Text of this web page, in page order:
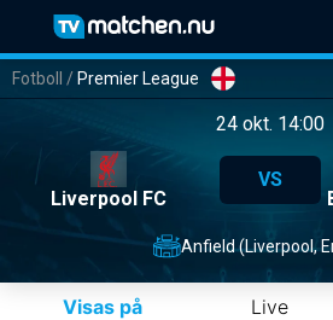
Fotboll / Premier League
24 okt. 14:00
Liverpool FC
VS
Anfield (Liverpool,
Visas på Live